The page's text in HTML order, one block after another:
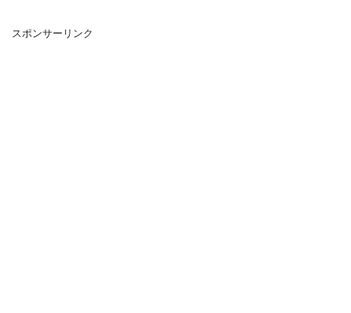
スポンサーリンク